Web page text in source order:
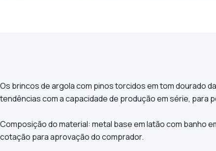
Os brincos de argola com pinos torcidos em tom dourado
tendências com a capacidade de produção em série, para
Composição do material: metal base em latão com banho
cotação para aprovação do comprador.